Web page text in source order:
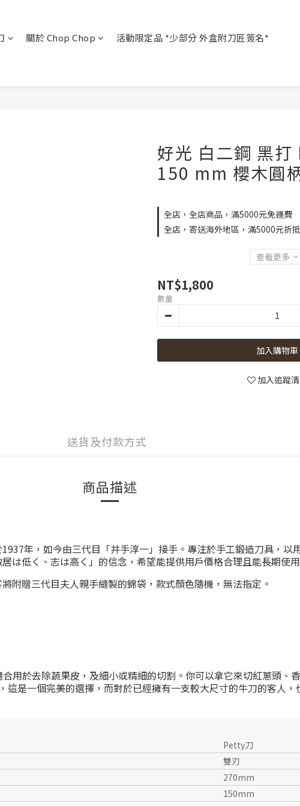
關於 Chop Chop
活動限定品 *少部分 外盒附刀匠簽名*
好光 白二鋼 黑
150 mm 櫻木圓
全店，全店商品，滿5000元免運費
全店，寄送海外地區，滿5000元折
查看更多
NT$1,800
數量
加入購物車
加入追蹤
送貨及付款方式
商品描述
年，如今由三代目「井手淳一」接手。專注於手工鍛造刀具，
は低く、志は高く」的信念，希望能提供用戶價格合理且能長期使
附贈三代目夫人親手縫製的錦袋，款式顏色隨機，無法指定。
用於去除蔬果皮，及細小或精細的切割。你可以拿它來切紅蔥頭、
這是一個完美的選擇，而對於已經擁有一支較大尺寸的牛刀的客人，
Petty刀
雙刃
270mm
150mm